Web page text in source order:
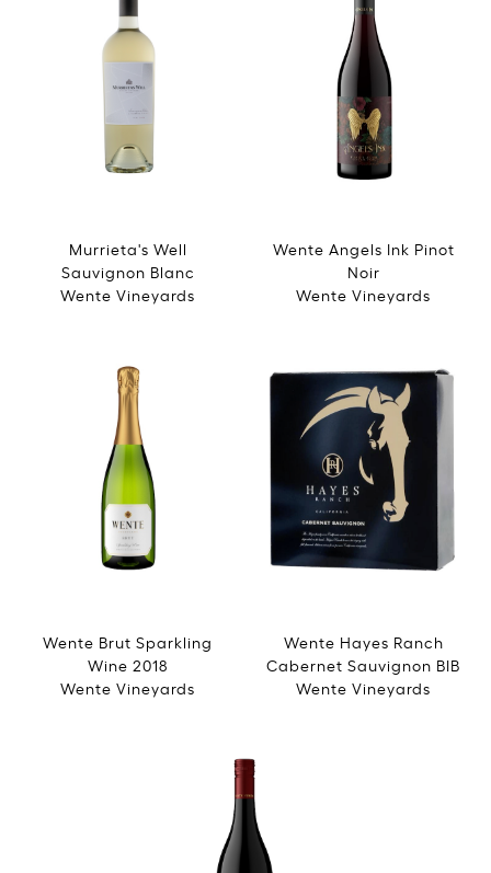
Murrieta's Well
Sauvignon Blanc
Wente Vineyards
Wente Angels Ink Pinot
Noir
Wente Vineyards
Wente Brut Sparkling
Wine 2018
Wente Vineyards
Wente Hayes Ranch
Cabernet Sauvignon BIB
Wente Vineyards